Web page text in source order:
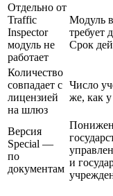
Отдельно от
Traffic
Inspector
модуль не
работает
Модуль
требует
Срок
Количество
совпадает с
лицензией
на шлюз
Число
же, как
Версия
Special —
по
документам
и